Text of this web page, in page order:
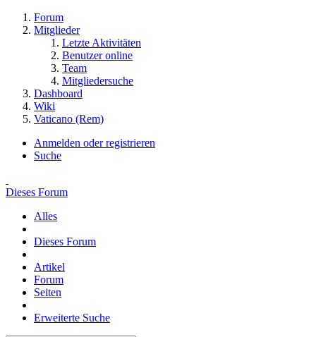
Forum
Mitglieder
Letzte Aktivitäten
Benutzer online
Team
Mitgliedersuche
Dashboard
Wiki
Vaticano (Rem)
Anmelden oder registrieren
Suche
Dieses Forum
Alles
Dieses Forum
Artikel
Forum
Seiten
Erweiterte Suche